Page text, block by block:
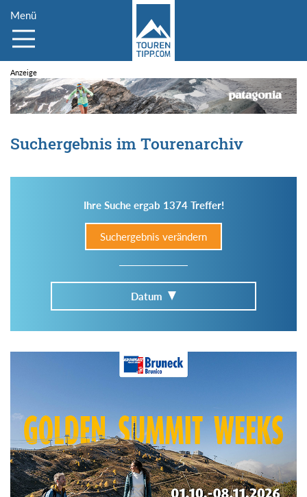
Menü
Suchergebnis im Tourenarchiv
Ihre Suche ergab 1374 Treffer!
Suchergebnis verändern
Datum
Im Tourenarchiv suchen
Region: